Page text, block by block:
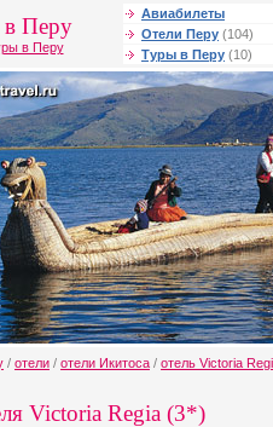
Перу
в Перу
Авиабилеты
Отели Перу (104)
Туры в Перу (10)
/ отели / отели Икитоса / отель Victoria
Victoria Regia (3*)